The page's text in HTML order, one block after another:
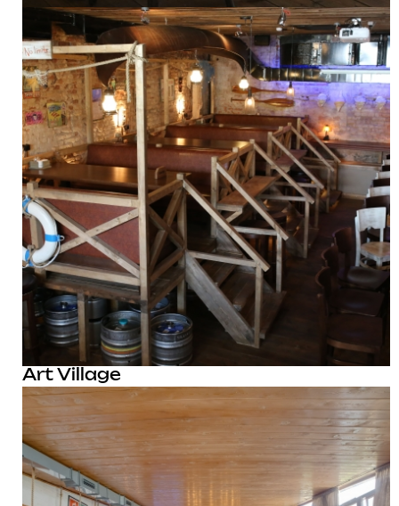
Art Village